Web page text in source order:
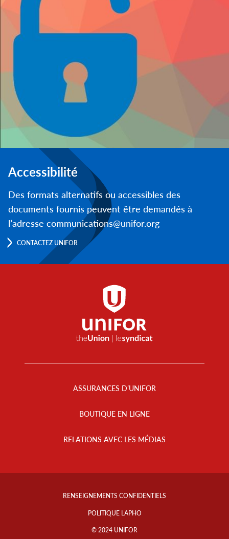
Accessibilité
Des formats alternatifs ou accessibles des
documents fournis peuvent être demandés à
l’adresse communications@unifor.org
CONTACTEZ UNIFOR
ASSURANCES D’UNIFOR
BOUTIQUE EN LIGNE
RELATIONS AVEC LES MÉDIAS
Footer
RENSEIGNEMENTS CONFIDENTIELS
POLITIQUE LAPHO
© 2024 UNIFOR